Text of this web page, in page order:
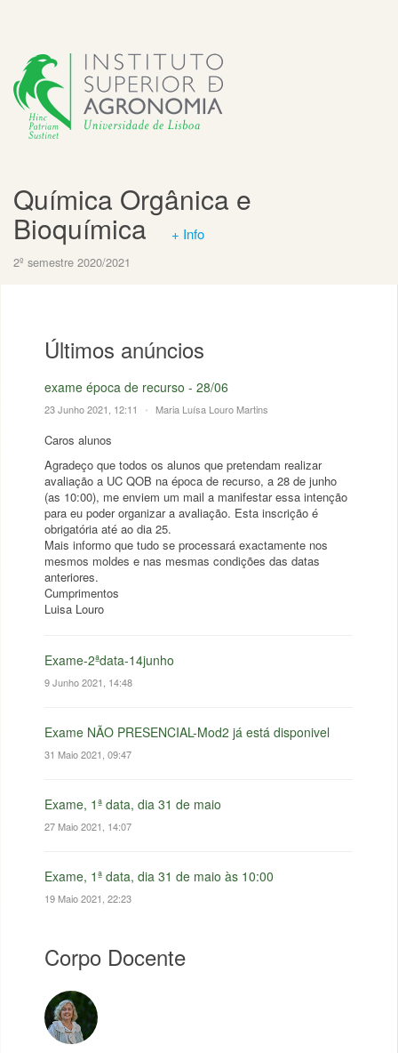
Química Orgânica e
Bioquímica + Info
2º semestre 2020/2021
Últimos anúncios
exame época de recurso - 28/06
23 Junho 2021, 12:11 • Maria Luísa Louro Martins
Caros alunos
Agradeço que todos os alunos que pretendam realizar
avaliação a UC QOB na época de recurso, a 28 de junho
(as 10:00), me enviem um mail a manifestar essa intenção
para eu poder organizar a avaliação. Esta inscrição é
obrigatória até ao dia 25.
Mais informo que tudo se processará exactamente nos
mesmos moldes e nas mesmas condições das datas
anteriores.
Cumprimentos
Luisa Louro
Exame-2ªdata-14junho
9 Junho 2021, 14:48
Exame NÃO PRESENCIAL-Mod2 já está disponivel
31 Maio 2021, 09:47
Exame, 1ª data, dia 31 de maio
27 Maio 2021, 14:07
Exame, 1ª data, dia 31 de maio às 10:00
19 Maio 2021, 22:23
Corpo Docente